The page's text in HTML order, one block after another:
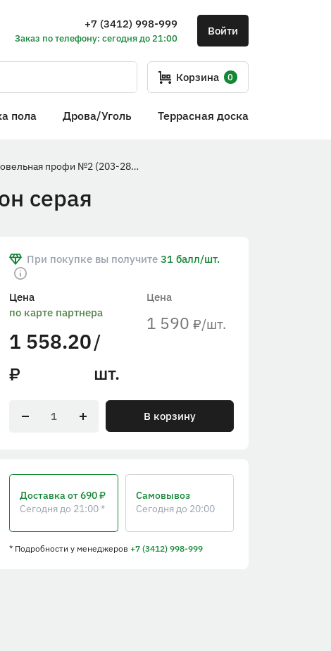
+7 (3412) 998-999
Заказ по телефону: сегодня до 21:00
Войти
Корзина 0
пола Дрова/Уголь Террасная доска
Манжета кровельная профи №2 (203-280) силикон серая
серая
При покупке вы получите 31 балл/шт.
Цена
1 590 ₽/шт.
Цена
по карте партнера
1 558.20
₽
/
шт.
В корзину
Доставкаот 690 ₽
Сегодня до 21:00 *
Самовывоз
Сегодня до 20:00
* Подробностиу менеджеров+7 (3412) 998-999